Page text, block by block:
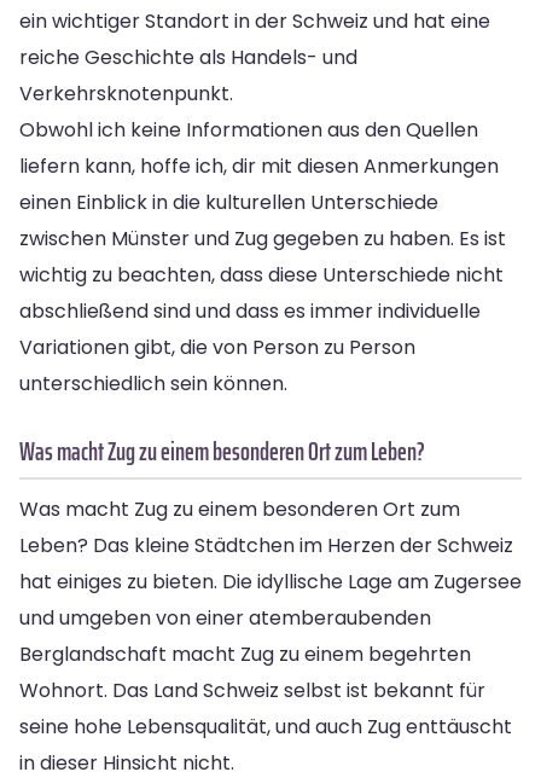
ein wichtiger Standort in der Schweiz und hat eine
reiche Geschichte als Handels- und
Verkehrsknotenpunkt.
Obwohl ich keine Informationen aus den Quellen
liefern kann, hoffe ich, dir mit diesen Anmerkungen
einen Einblick in die kulturellen Unterschiede
zwischen Münster und Zug gegeben zu haben. Es ist
wichtig zu beachten, dass diese Unterschiede nicht
abschließend sind und dass es immer individuelle
Variationen gibt, die von Person zu Person
unterschiedlich sein können.
Was macht Zug zu einem besonderen Ort zum Leben?
Was macht Zug zu einem besonderen Ort zum
Leben? Das kleine Städtchen im Herzen der Schweiz
hat einiges zu bieten. Die idyllische Lage am Zugersee
und umgeben von einer atemberaubenden
Berglandschaft macht Zug zu einem begehrten
Wohnort. Das Land Schweiz selbst ist bekannt für
seine hohe Lebensqualität, und auch Zug enttäuscht
in dieser Hinsicht nicht.